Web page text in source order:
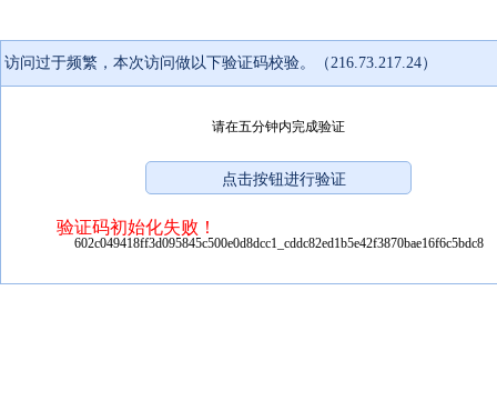
访问过于频繁，本次访问做以下验证码校验。（216.73.217.24）
请在五分钟内完成验证
验证码初始化失败！
602c049418ff3d095845c500e0d8dcc1_cddc82ed1b5e42f3870bae16f6c5bdc8